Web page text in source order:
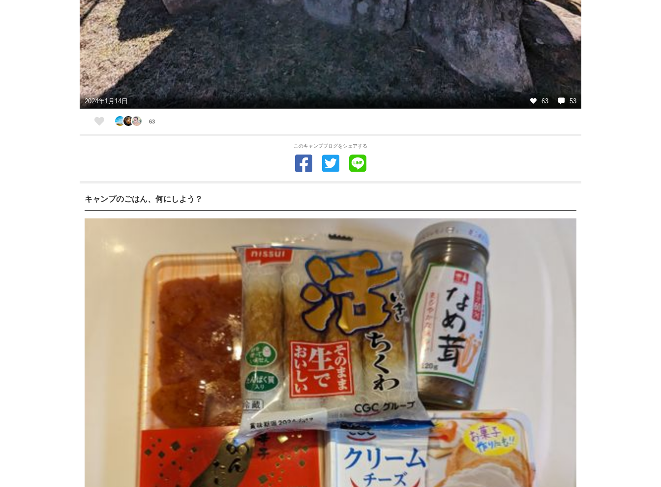
2024年1月14日 63 53
63
このキャンプブログをシェアする
キャンプのごはん、何にしよう？